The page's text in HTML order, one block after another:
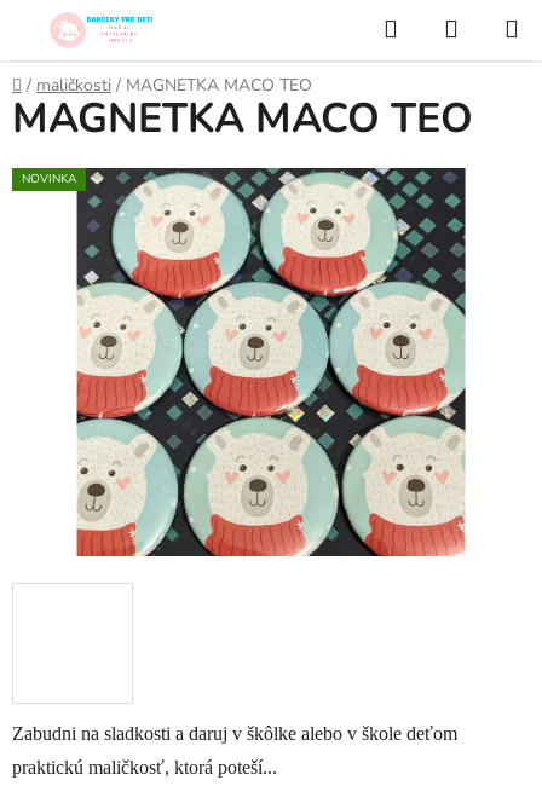
obsah
Hľadať
KOŠÍK
Domov
/ maličkosti / MAGNETKA MACO TEO
Zabudni na sladkosti a daruj v škôlke alebo v škole deťom
praktickú maličkosť, ktorá poteší...
MAGNETKA MACO TEO
NOVINKA